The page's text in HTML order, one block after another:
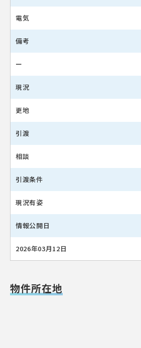
電気
備考
ー
現況
更地
引渡
相談
引渡条件
現況有姿
情報公開日
2026年03月12日
物件所在地